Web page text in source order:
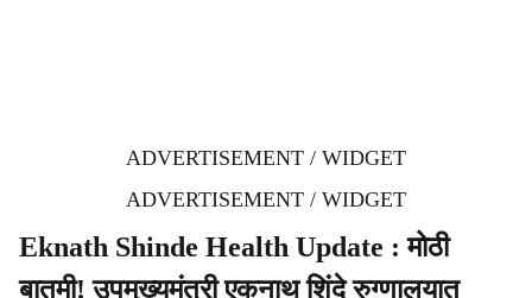
ADVERTISEMENT / WIDGET
ADVERTISEMENT / WIDGET
Eknath Shinde Health Update : मोठी
बातमी! उपमुख्यमंत्री एकनाथ शिंदे रुग्णालयात